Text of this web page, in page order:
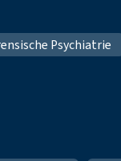
Psychiatrie